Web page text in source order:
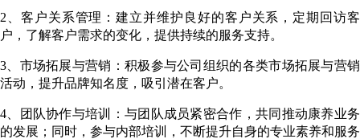
2、客户关系管理：建立并维护良好的客户关系，定期回访客
户，了解客户需求的变化，提供持续的服务支持。
3、市场拓展与营销：积极参与公司组织的各类市场拓展与营销
活动，提升品牌知名度，吸引潜在客户。
4、团队协作与培训：与团队成员紧密合作，共同推动康养业务
的发展；同时，参与内部培训，不断提升自身的专业素养和服务